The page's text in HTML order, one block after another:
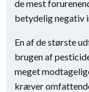
de mest
betydelig negativ
En af de største
brugen af
meget
kræver